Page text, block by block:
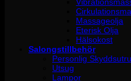
Massageolja
Eterisk Olja
Hälsokost
Salongstillbehör
Personlig
Utsug
Lampor